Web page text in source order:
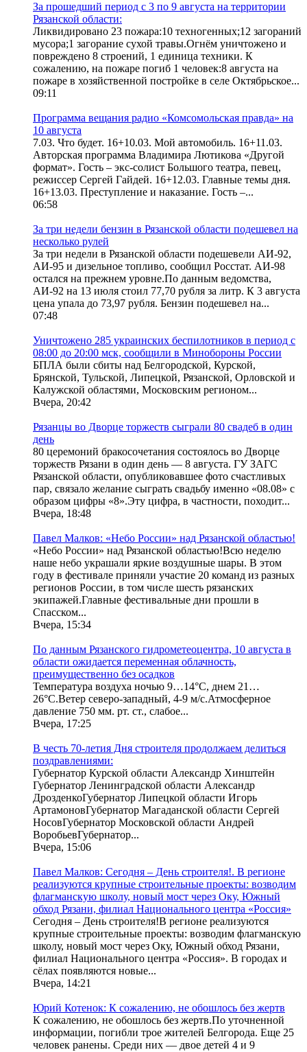
За прошедший период с 3 по 9 августа на территории
Рязанской области:
Ликвидировано 23 пожара:10 техногенных;12 загораний
мусора;1 загорание сухой травы.Огнём уничтожено и
повреждено 8 строений, 1 единица техники. К
сожалению, на пожаре погиб 1 человек:8 августа на
пожаре в хозяйственной постройке в селе Октябрьское...
09:11
Программа вещания радио «Комсомольская правда» на
10 августа
7.03. Что будет. 16+10.03. Мой автомобиль. 16+11.03.
Авторская программа Владимира Лютикова «Другой
формат». Гость – экс-солист Большого театра, певец,
режиссер Сергей Гайдей. 16+12.03. Главные темы дня.
16+13.03. Преступление и наказание. Гость –...
06:58
За три недели бензин в Рязанской области подешевел на
несколько рулей
За три недели в Рязанской области подешевели АИ-92,
АИ-95 и дизельное топливо, сообщил Росстат. АИ-98
остался на прежнем уровне.По данным ведомства,
АИ-92 на 13 июля стоил 77,70 рубля за литр. К 3 августа
цена упала до 73,97 рубля. Бензин подешевел на...
07:48
Уничтожено 285 украинских беспилотников в период с
08:00 до 20:00 мск, сообщили в Минобороны России
БПЛА были сбиты над Белгородской, Курской,
Брянской, Тульской, Липецкой, Рязанской, Орловской и
Калужской областями, Московским регионом...
Вчера, 20:42
Рязанцы во Дворце торжеств сыграли 80 свадеб в один
день
80 церемоний бракосочетания состоялось во Дворце
торжеств Рязани в один день — 8 августа. ГУ ЗАГС
Рязанской области, опубликовавшее фото счастливых
пар, связало желание сыграть свадьбу именно «08.08» с
образом цифры «8».Эту цифра, в частности, походит...
Вчера, 18:48
Павел Малков: «Небо России» над Рязанской областью!
«Небо России» над Рязанской областью!Всю неделю
наше небо украшали яркие воздушные шары. В этом
году в фестивале приняли участие 20 команд из разных
регионов России, в том числе шесть рязанских
экипажей.Главные фестивальные дни прошли в
Спасском...
Вчера, 15:34
По данным Рязанского гидрометеоцентра, 10 августа в
области ожидается переменная облачность,
преимущественно без осадков
Температура воздуха ночью 9…14°С, днем 21…
26°С.Ветер северо-западный, 4-9 м/с.Атмосферное
давление 750 мм. рт. ст., слабое...
Вчера, 17:25
В честь 70-летия Дня строителя продолжаем делиться
поздравлениями:
Губернатор Курской области Александр Хинштейн
Губернатор Ленинградской области Александр
ДрозденкоГубернатор Липецкой области Игорь
АртамоновГубернатор Магаданской области Сергей
НосовГубернатор Московской области Андрей
ВоробьевГубернатор...
Вчера, 15:06
Павел Малков: Сегодня – День строителя!. В регионе
реализуются крупные строительные проекты: возводим
флагманскую школу, новый мост через Оку, Южный
обход Рязани, филиал Национального центра «Россия»
Сегодня – День строителя!В регионе реализуются
крупные строительные проекты: возводим флагманскую
школу, новый мост через Оку, Южный обход Рязани,
филиал Национального центра «Россия». В городах и
сёлах появляются новые...
Вчера, 14:21
Юрий Котенок: К сожалению, не обошлось без жертв
К сожалению, не обошлось без жертв.По уточненной
информации, погибли трое жителей Белгорода. Еще 25
человек ранены. Среди них — двое детей 4 и 9